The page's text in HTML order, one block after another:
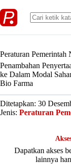
to
content
Peraturan
Penambahan
ke Dalam Modal
Bio Farma
Ditetapkan: 30
Jenis: Peraturan
Dapatkan akses
lainnya